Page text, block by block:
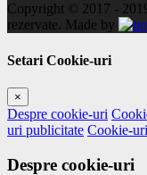
Copyright © 2017 -
rezervate. Made by
Setari Cookie-uri
×
Despre cookie-uri
uri publicitate Cookie-
Despre cookie-uri